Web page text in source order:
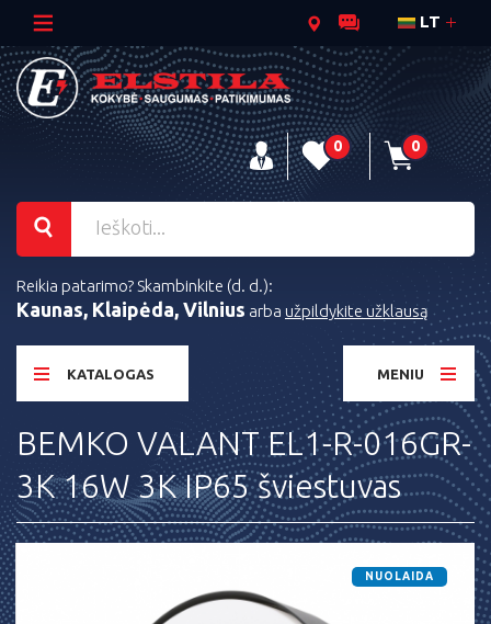
LT
0 0
Reikia patarimo? Skambinkite (d. d.):
Kaunas, Klaipėda, Vilnius arba užpildykite užklausą
KATALOGAS MENIU
BEMKO VALANT EL1-R-016GR-
3K 16W 3K IP65 šviestuvas
NUOLAIDA